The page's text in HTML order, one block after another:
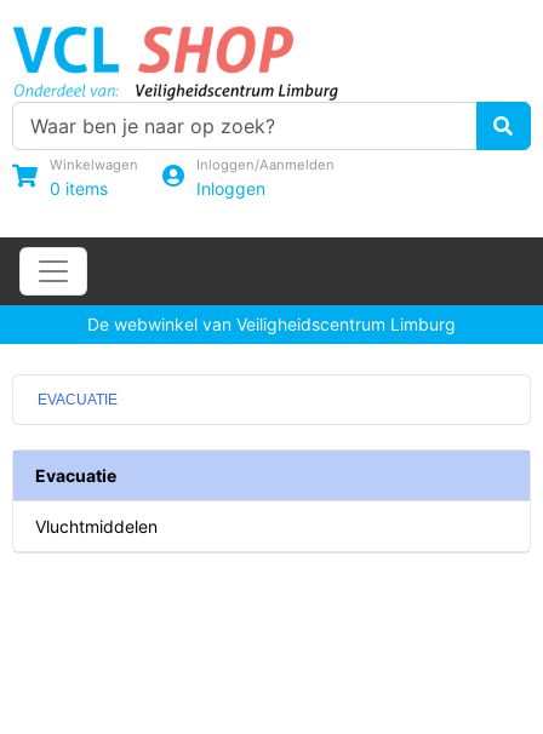
Winkelwagen
0 items
Inloggen/Aanmelden
Inloggen
De webwinkel van Veiligheidscentrum Limburg
EVACUATIE
Evacuatie
Vluchtmiddelen